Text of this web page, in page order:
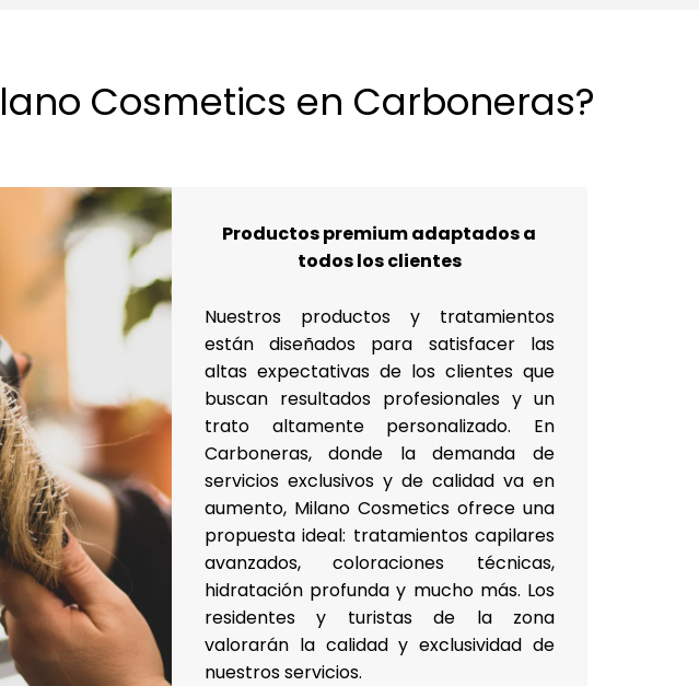
Cosmetics en Carboneras?
Productos premium adaptados a
todos los clientes
Nuestros productos y tratamientos
están diseñados para satisfacer las
altas expectativas de los clientes que
buscan resultados profesionales y un
trato altamente personalizado. En
Carboneras, donde la demanda de
servicios exclusivos y de calidad va en
aumento, Milano Cosmetics ofrece una
propuesta ideal: tratamientos capilares
avanzados, coloraciones técnicas,
hidratación profunda y mucho más. Los
residentes y turistas de la zona
valorarán la calidad y exclusividad de
nuestros servicios.